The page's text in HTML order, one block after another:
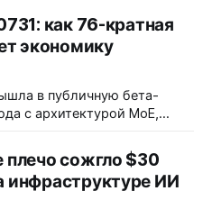
Root или Shizuku, но
APK и зависит
как 76-кратная
экономику
в публичную бета-
с архитектурой MoE,
нагрузке модель
против $0,7324 у Claude
с vision и comp…
плечо сожгло $30
ИИ